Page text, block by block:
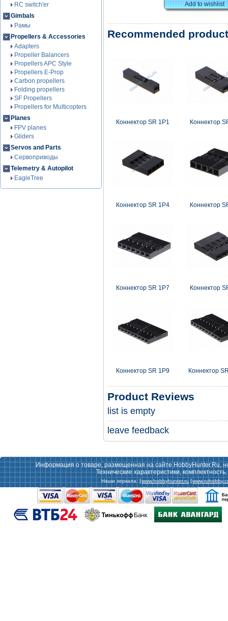
RC switch'er
Gimbals
Рамы
Propellers & Accessories
Adapters
Propeller Balancers
Propellers APC Style
Propellers E-Prop
Carbon propellers
Folding propellers
SF Propellers
Propellers for Multicopters
Planes
FPV planes
Gliders
Servos and Parts
Сервоприводы
Telemetry & Autopilot
EagleTree
Add to wishlist
Recommended
Коннектор SR 1P1 Коннектор
Коннектор SR 1P4 Коннектор
Коннектор SR 1P7 Коннектор
Коннектор SR 1P9 Коннектор
Product Reviews
list is empty
leave feedback
Информация о товаре, размещенная на сайте HobbyHunter.Ru,
Технические характеристики,
Наши зеркала: www.hobbyhunter.ru